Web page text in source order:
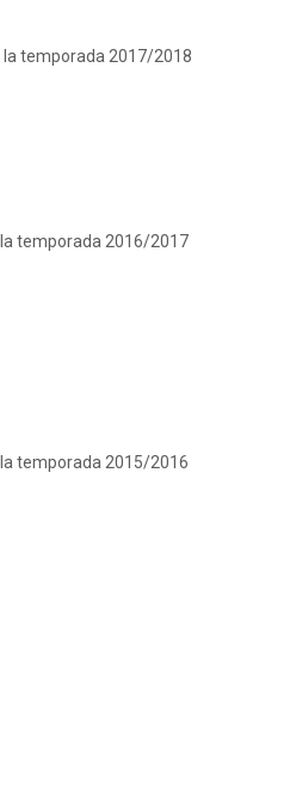
temporada 2017/2018
temporada 2016/2017
temporada 2015/2016